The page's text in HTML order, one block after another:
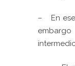
–
En